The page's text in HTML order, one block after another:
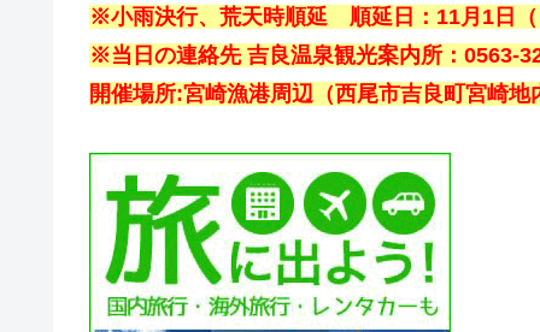
※小雨決行、荒天時順延 順延日：11月1日（
※当日の連絡先 吉良温泉観光案内所：0563-
開催場所:宮崎漁港周辺（西尾市吉良町宮崎地